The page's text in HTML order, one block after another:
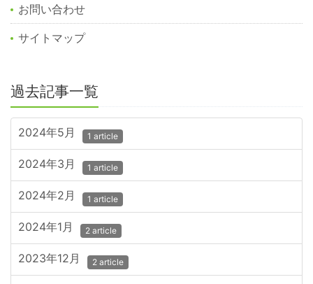
お問い合わせ
サイトマップ
過去記事一覧
2024年5月 1 article
2024年3月 1 article
2024年2月 1 article
2024年1月 2 article
2023年12月 2 article